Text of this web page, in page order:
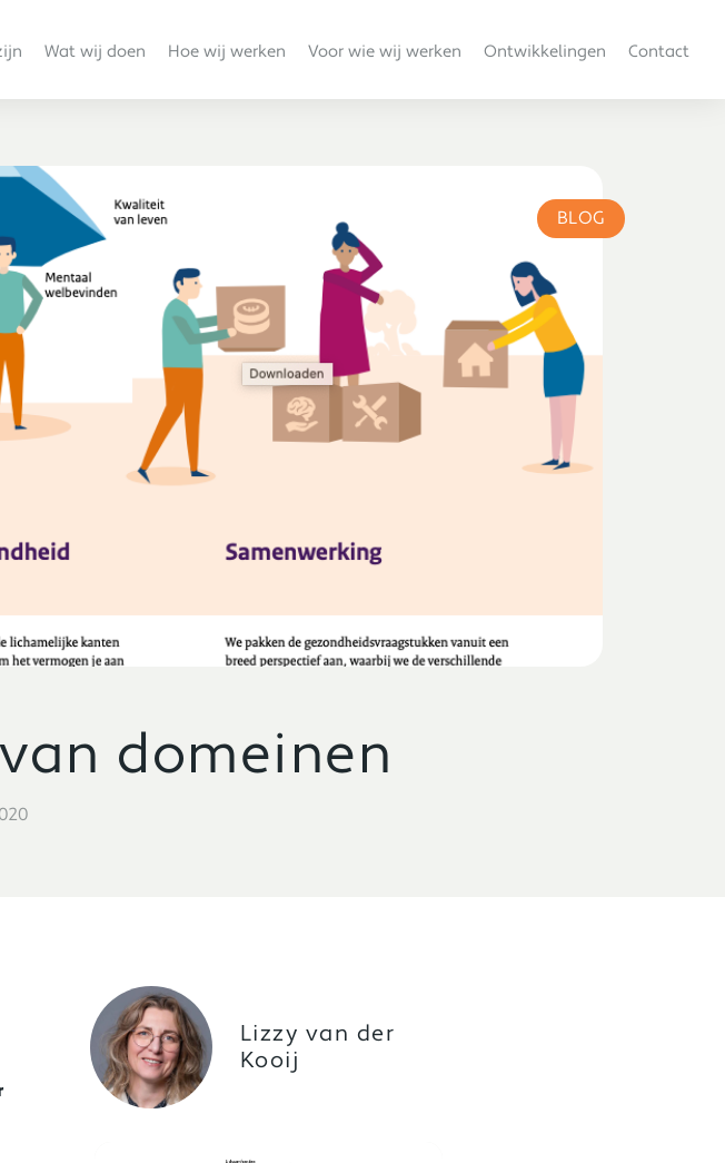
Wat wij doen Hoe wij werken Voor wie wij werken Ontwikkelingen Contact
BLOG
domeinen
Lizzy van der
Kooij